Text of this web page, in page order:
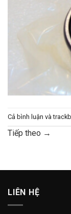
Cả bình luận và
Tiếp theo →
LIÊN HỆ